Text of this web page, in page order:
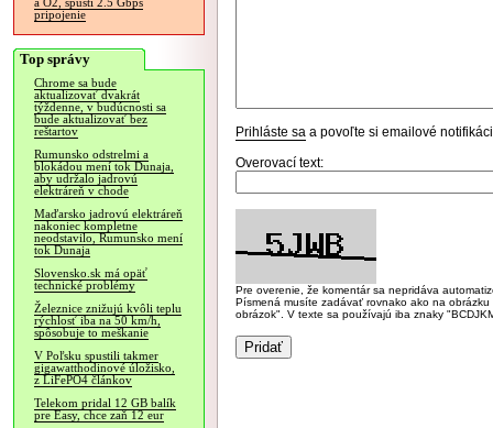
a O2, spustí 2.5 Gbps
pripojenie
Top správy
Chrome sa bude
aktualizovať dvakrát
týždenne, v budúcnosti sa
bude aktualizovať bez
reštartov
Rumunsko odstrelmi a
blokádou mení tok Dunaja,
aby udržalo jadrovú
elektráreň v chode
Maďarsko jadrovú elektráreň
nakoniec kompletne
neodstavilo, Rumunsko mení
tok Dunaja
Slovensko.sk má opäť
technické problémy
Železnice znižujú kvôli teplu
rýchlosť iba na 50 km/h,
spôsobuje to meškanie
V Poľsku spustili takmer
gigawatthodinové úložisko,
z LiFePO4 článkov
Telekom pridal 12 GB balík
pre Easy, chce zaň 12 eur
Prihláste sa a povoľte si emailové
Overovací text:
Pre overenie, že komentár sa nepridáva
Písmená musíte zadávať rovnako ako na
obrázok". V texte sa používajú iba znaky